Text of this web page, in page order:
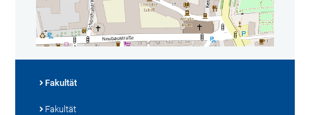
Fakultät
Fakultät